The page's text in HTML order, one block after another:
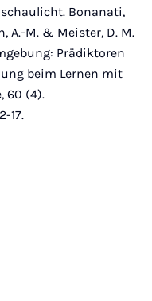
Bonanati,
A.-M. & Meister, D. M.
Prädiktoren
beim Lernen mit
60 (4).
17.